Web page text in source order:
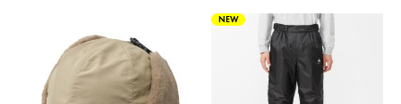
NEW